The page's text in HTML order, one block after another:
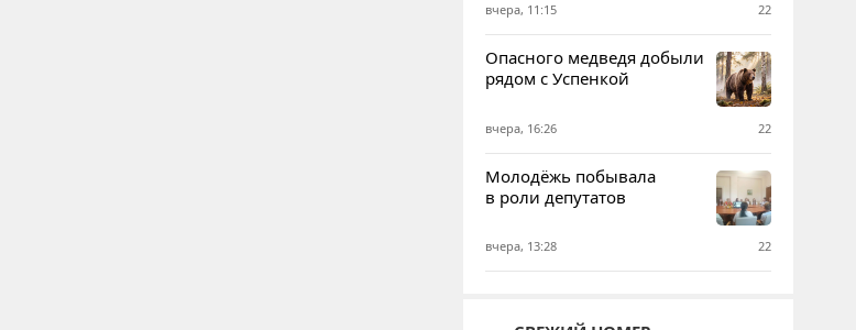
вчера, 11:15 22
Опасного медведя добыли
рядом с Успенкой
вчера, 16:26 22
Молодёжь побывала
в роли депутатов
вчера, 13:28 22